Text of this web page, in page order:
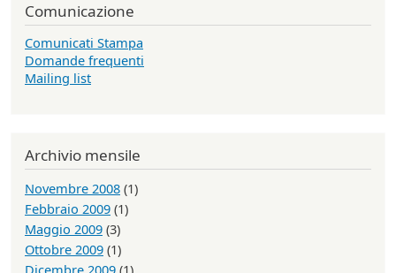
Comunicazione
Comunicati Stampa
Domande frequenti
Mailing list
Archivio mensile
Novembre 2008 (1)
Febbraio 2009 (1)
Maggio 2009 (3)
Ottobre 2009 (1)
Dicembre 2009 (1)